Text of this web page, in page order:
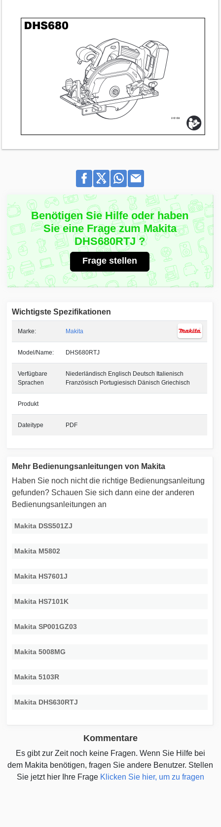
Benötigen Sie Hilfe oder haben
Sie eine Frage zum Makita
DHS680RTJ ?
Frage stellen
Wichtigste Spezifikationen
Marke: Makita
Model/Name: DHS680RTJ
Verfügbare
Sprachen
Niederländisch Englisch Deutsch Italienisch
Französisch Portugiesisch Dänisch Griechisch
Produkt
Dateitype PDF
Mehr Bedienungsanleitungen von Makita
Haben Sie noch nicht die richtige Bedienungsanleitung
gefunden? Schauen Sie sich dann eine der anderen
Bedienungsanleitungen an
Makita DSS501ZJ
Makita M5802
Makita HS7601J
Makita HS7101K
Makita SP001GZ03
Makita 5008MG
Makita 5103R
Makita DHS630RTJ
Kommentare
Es gibt zur Zeit noch keine Fragen. Wenn Sie Hilfe bei
dem Makita benötigen, fragen Sie andere Benutzer. Stellen
Sie jetzt hier Ihre Frage Klicken Sie hier, um zu fragen